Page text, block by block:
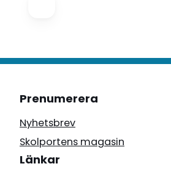
Prenumerera
Nyhetsbrev
Skolportens magasin
Länkar